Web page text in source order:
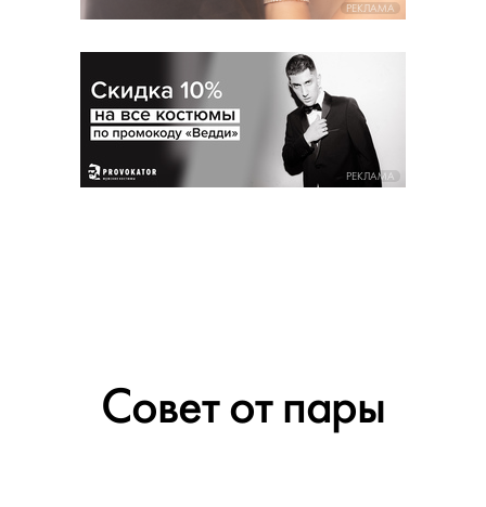
РЕКЛАМА
РЕКЛАМА
Совет от пары